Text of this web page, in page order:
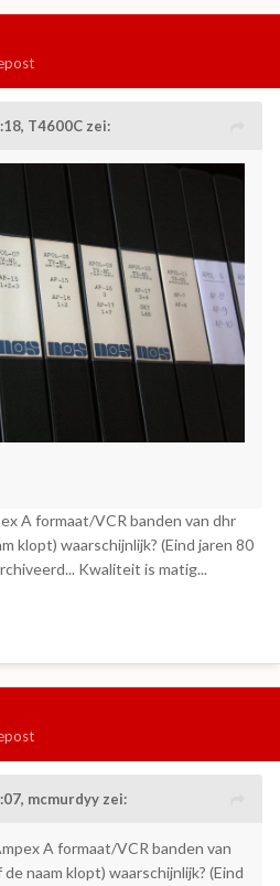
T4600C zei:
A formaat/VCR banden van dhr
klopt) waarschijnlijk? (Eind jaren 80
Kwaliteit is matig...
mcmurdyy zei:
A formaat/VCR banden van
naam klopt) waarschijnlijk? (Eind